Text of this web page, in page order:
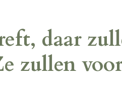
daar
zullen